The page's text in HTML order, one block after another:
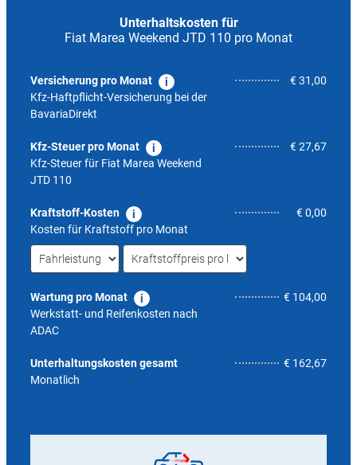
Unterhaltskosten für
Fiat Marea Weekend JTD 110 pro Monat
Versicherung pro Monat
Kfz-Haftpflicht-Versicherung bei der
BavariaDirekt
€ 31,00
Kfz-Steuer pro Monat
Kfz-Steuer für Fiat Marea Weekend
JTD 110
€ 27,67
Kraftstoff-Kosten
Kosten für Kraftstoff pro Monat
€ 0,00
Wartung pro Monat
Werkstatt- und Reifenkosten nach
ADAC
€ 104,00
Unterhaltungskosten gesamt
Monatlich
€ 162,675,5